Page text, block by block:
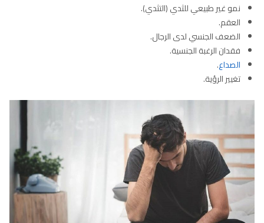
نمو غير طبيعي للثدي (التثدي).
العقم.
الضعف الجنسي لدى الرجال.
فقدان الرغبة الجنسية.
الصداع.
تغيير الرؤية.